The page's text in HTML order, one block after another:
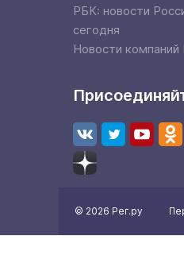
РБК: новости
сегодня
Новости компаний
© 2026 Рег.ру